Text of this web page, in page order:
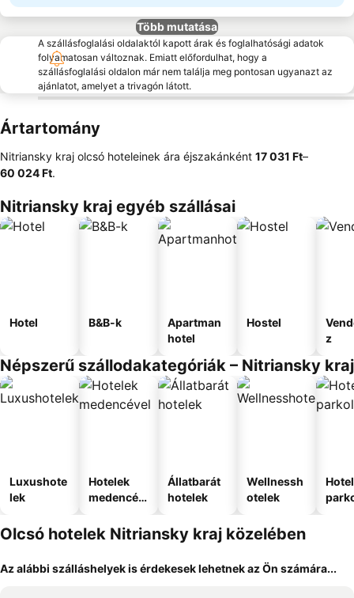
Több mutatása
A szállásfoglalási oldalaktól kapott árak és foglalhatósági adatok
folyamatosan változnak. Emiatt előfordulhat, hogy a
szállásfoglalási oldalon már nem találja meg pontosan ugyanazt az
ajánlatot, amelyet a trivagón látott.
Ártartomány
Nitriansky kraj olcsó hoteleinek ára éjszakánként ‎17 031 Ft–
60 024 Ft.
Nitriansky kraj egyéb szállásai
Hotel B&B-k
Apartman
hotel
Hostel
z
Népszerű szállodakategóriák – Nitriansky kraj
Luxushote
lek
Hotelek
medencév
Állatbarát
hotelek
Wellnessh
otelek
Olcsó hotelek Nitriansky kraj közelében
Az alábbi szálláshelyek is érdekesek lehetnek az Ön számára...